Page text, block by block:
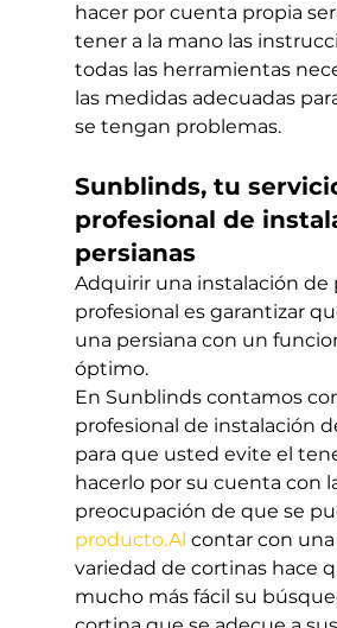
hacer por cuenta propia
tener a la mano las
todas las herramientas
las medidas adecuadas
se tengan problemas.
Sunblinds, tu
profesional de
persianas
Adquirir una instalación de
profesional es garantizar
una persiana con un
óptimo.
En Sunblinds contamos
profesional de instalación
para que usted evite el
hacerlo por su cuenta con
preocupación de que se
producto.Al contar con
variedad de cortinas hace
mucho más fácil su